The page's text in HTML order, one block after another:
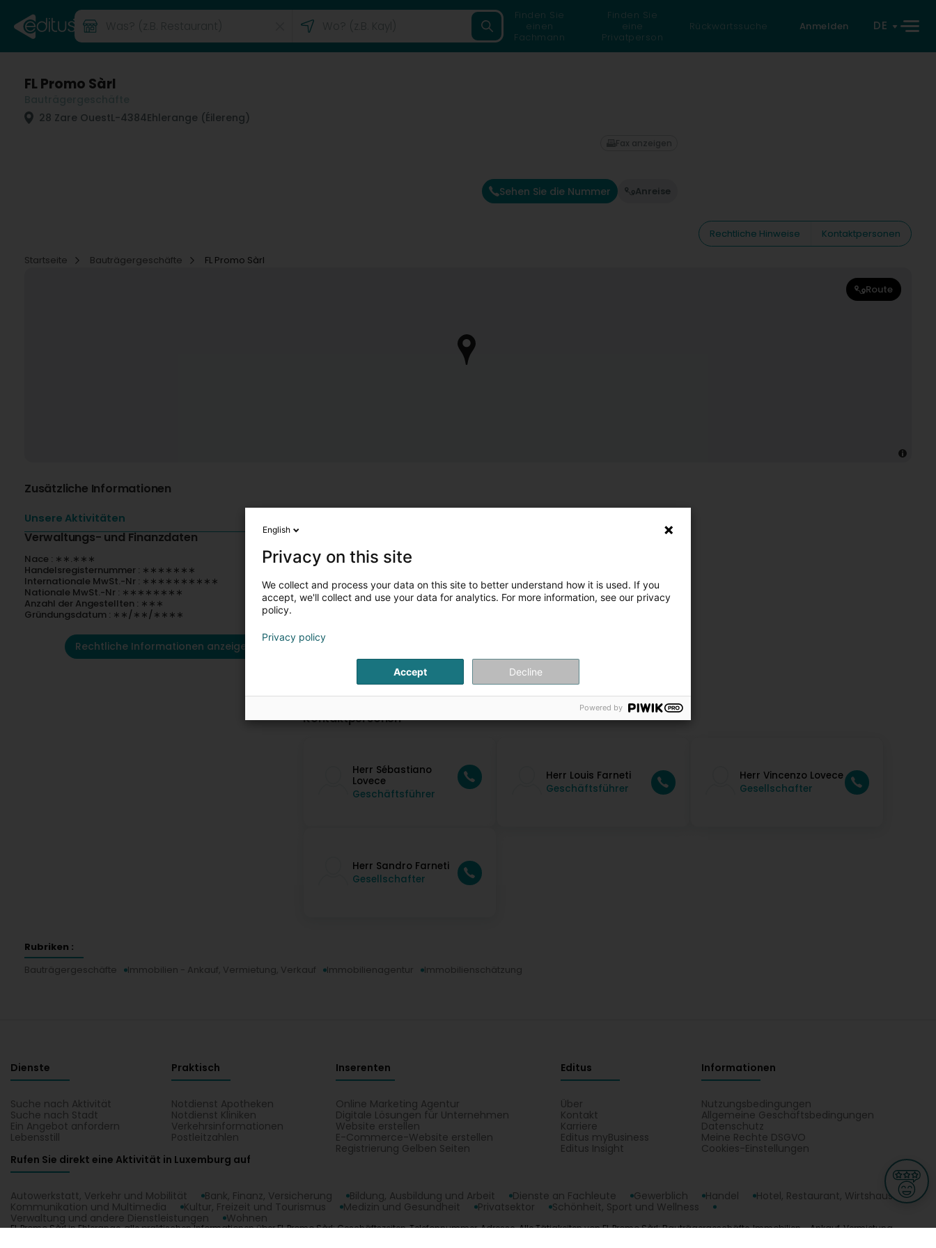
Finden Sie
einen
Fachmann
Finden Sie
eine
Privatperson
Rückwärtssuche Anmelden DE
FL Promo Sàrl
28 Zare OuestL-4384Ehlerange (Éilereng)
Sehen Sie die Nummer Anreise
Fax anzeigen
Rechtliche Hinweise
Kontaktpersonen
Startseite
Bauträgergeschäfte FL Promo Sàrl
Route
Zusätzliche Informationen
Unsere Aktivitäten
Verwaltungs- und Finanzdaten
Nace : ∗∗.∗∗∗
Handelsregisternummer : ∗∗∗∗∗∗∗
Internationale MwSt.-Nr : ∗∗∗∗∗∗∗∗∗∗
Nationale MwSt.-Nr : ∗∗∗∗∗∗∗∗
Anzahl der Angestellten : ∗∗∗
Gründungsdatum : ∗∗/∗∗/∗∗∗∗
Rechtliche Informationen anzeigen
Kontaktpersonen
Herr Sébastiano
Lovece
Geschäftsführer
Herr Louis Farneti
Geschäftsführer
Herr Vincenzo Lovece
Gesellschafter
Herr Sandro Farneti
Gesellschafter
Rubriken :
Bauträgergeschäfte
Immobilien - Ankauf, Vermietung, Verkauf Immobilienagentur Immobilienschätzung
Dienste
Suche nach Aktivität
Suche nach Stadt
Ein Angebot anfordern
Lebensstill
Praktisch
Notdienst Apotheken
Notdienst Kliniken
Verkehrsinformationen
Postleitzahlen
Inserenten
Online Marketing Agentur
Digitale Lösungen für Unternehmen
Website erstellen
E-Commerce-Website erstellen
Registrierung Gelben Seiten
Editus
Über
Kontakt
Karriere
Editus myBusiness
Editus Insight
Informationen
Nutzungsbedingungen
Allgemeine Geschäftsbedingungen
Datenschutz
Meine Rechte DSGVO
Cookies-Einstellungen
Rufen Sie direkt eine Aktivität in Luxemburg auf
Autowerkstatt, Verkehr und Mobilität Bank, Finanz, Versicherung Bildung, Ausbildung und Arbeit Dienste an Fachleute Gewerblich Handel
Hotel, Restaurant, Wirtshaus
Kommunikation und Multimedia
Kultur, Freizeit und Tourismus Medizin und Gesundheit Privatsektor
Schönheit, Sport und Wellness
Verwaltung und andere Dienstleistungen
Wohnen
FL Promo Sàrl in Ehlerange, alle praktischen Informationen über FL Promo Sàrl: Geschäftszeiten, Telefonnummer, Adresse. Alle Tätigkeiten von FL Promo Sàrl: Bauträgergeschäfte, Immobilien - Ankauf, Vermietung,
English
Privacy on this site
We collect and process your data on this site to better understand how it is used. If you
accept, we'll collect and use your data for analytics. For more information, see our privacy
policy.
Privacy policy
Accept Decline
Powered by